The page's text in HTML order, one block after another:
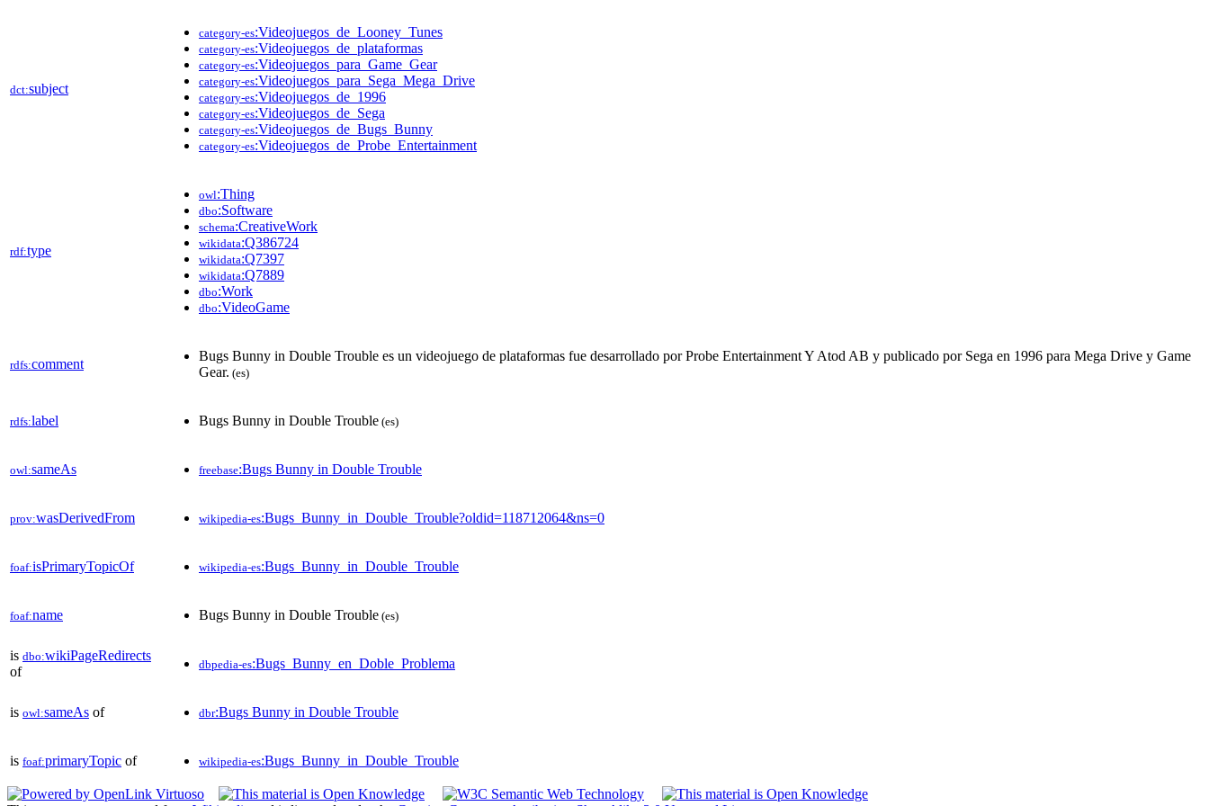
dct:subject
category-es:Videojuegos_de_Looney_Tunes
category-es:Videojuegos_de_plataformas
category-es:Videojuegos_para_Game_Gear
category-es:Videojuegos_para_Sega_Mega_Drive
category-es:Videojuegos_de_1996
category-es:Videojuegos_de_Sega
category-es:Videojuegos_de_Bugs_Bunny
category-es:Videojuegos_de_Probe_Entertainment
rdf:type
owl:Thing
dbo:Software
schema:CreativeWork
wikidata:Q386724
wikidata:Q7397
wikidata:Q7889
dbo:Work
dbo:VideoGame
rdfs:comment
Bugs Bunny in Double Trouble es un videojuego de plataformas fue desarrollado por Probe Entertainment Y Atod AB y publicado por Sega en 1996 para Mega Drive y Game
Gear. (es)
rdfs:label Bugs Bunny in Double Trouble (es)
owl:sameAs freebase:Bugs Bunny in Double Trouble
prov:wasDerivedFrom wikipedia-es:Bugs_Bunny_in_Double_Trouble?oldid=118712064&ns=0
foaf:isPrimaryTopicOf wikipedia-es:Bugs_Bunny_in_Double_Trouble
foaf:name Bugs Bunny in Double Trouble (es)
is dbo:wikiPageRedirects
of
dbpedia-es:Bugs_Bunny_en_Doble_Problema
is owl:sameAs of dbr:Bugs Bunny in Double Trouble
is foaf:primaryTopic of wikipedia-es:Bugs_Bunny_in_Double_Trouble